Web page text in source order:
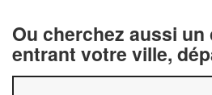
Ou cherchez aussi
entrant votre ville,